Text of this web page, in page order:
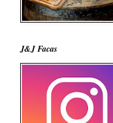
J&J Facas